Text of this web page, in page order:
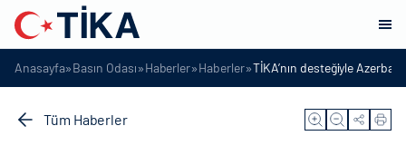
Anasayfa»Basın Odası»Haberler»Haberler»TİKA’nın desteğiyle
Tüm Haberler